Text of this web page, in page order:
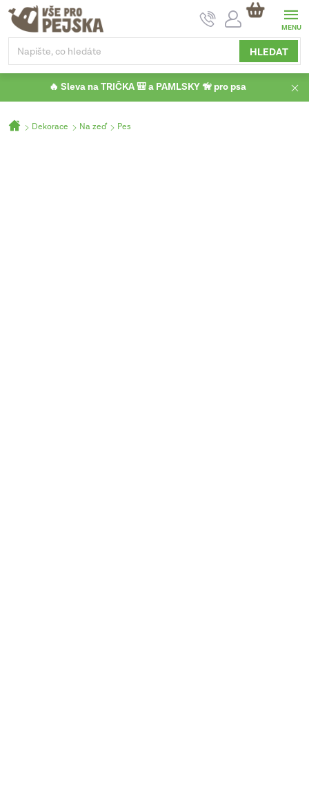
Přejít
obsah
HLEDAT
NÁKUPNÍ
KOŠÍK
🔥 Sleva na TRIČKA 🎒 a PAMLSKY 🦮 pro psa
DomůDekorace Na zeď Pes